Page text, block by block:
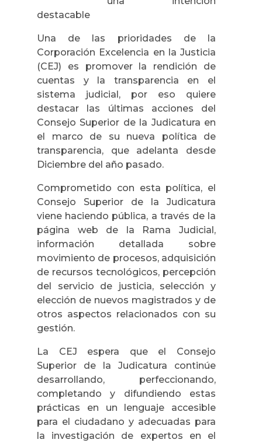
destacable
Una de las prioridades de la
Corporación Excelencia en la Justicia
(CEJ) es promover la rendición de
cuentas y la transparencia en el
sistema judicial, por eso quiere
destacar las últimas acciones del
Consejo Superior de la Judicatura en
el marco de su nueva política de
transparencia, que adelanta desde
Diciembre del año pasado.
Comprometido con esta política, el
Consejo Superior de la Judicatura
viene haciendo pública, a través de la
página web de la Rama Judicial,
información detallada sobre
movimiento de procesos, adquisición
de recursos tecnológicos, percepción
del servicio de justicia, selección y
elección de nuevos magistrados y de
otros aspectos relacionados con su
gestión.
La CEJ espera que el Consejo
Superior de la Judicatura continúe
desarrollando, perfeccionando,
completando y difundiendo estas
prácticas en un lenguaje accesible
para el ciudadano y adecuadas para
la investigación de expertos en el